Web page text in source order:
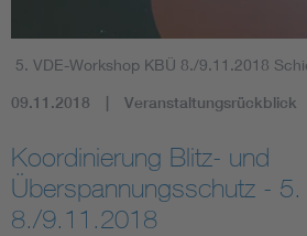
5. VDE-Workshop KBÜ 8./9.11.2018
09.11.2018 Veranstaltungsrückblick
Koordinierung Blitz- und
Überspannungsschutz -
8./9.11.2018